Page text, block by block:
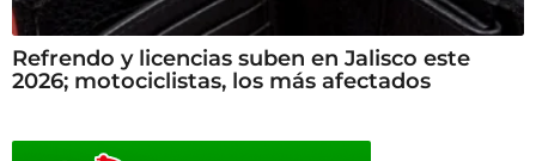
Refrendo y licencias suben en Jalisco este
2026; motociclistas, los más afectados